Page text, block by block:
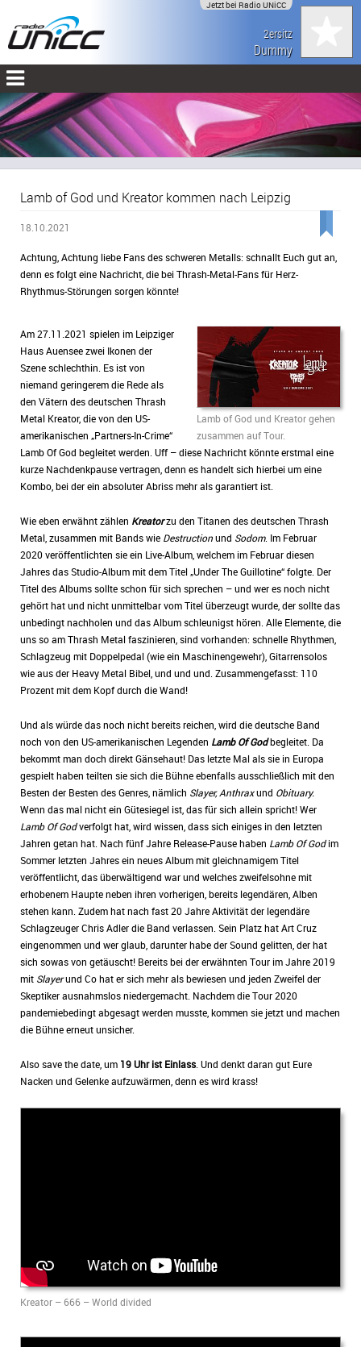
Jetzt bei Radio UNiCC
2ersitz
Dummy
Lamb of God und Kreator kommen nach Leipzig
18.10.2021
Achtung, Achtung liebe Fans des schweren Metalls: schnallt Euch gut an,
denn es folgt eine Nachricht, die bei Thrash-Metal-Fans für Herz-
Rhythmus-Störungen sorgen könnte!
Lamb of God und Kreator gehen
zusammen auf Tour.
Am 27.11.2021 spielen im Leipziger
Haus Auensee zwei Ikonen der
Szene schlechthin. Es ist von
niemand geringerem die Rede als
den Vätern des deutschen Thrash
Metal Kreator, die von den US-
amerikanischen „Partners-In-Crime“
Lamb Of God begleitet werden. Uff – diese Nachricht könnte erstmal eine
kurze Nachdenkpause vertragen, denn es handelt sich hierbei um eine
Kombo, bei der ein absoluter Abriss mehr als garantiert ist.
Wie eben erwähnt zählen Kreatorzu den Titanen des deutschen Thrash
Metal, zusammen mit Bands wie Destructionund Sodom. Im Februar
2020 veröffentlichten sie ein Live-Album, welchem im Februar diesen
Jahres das Studio-Album mit dem Titel „Under The Guillotine“ folgte. Der
Titel des Albums sollte schon für sich sprechen – und wer es noch nicht
gehört hat und nicht unmittelbar vom Titel überzeugt wurde, der sollte das
unbedingt nachholen und das Album schleunigst hören. Alle Elemente, die
uns so am Thrash Metal faszinieren, sind vorhanden: schnelle Rhythmen,
Schlagzeug mit Doppelpedal (wie ein Maschinengewehr), Gitarrensolos
wie aus der Heavy Metal Bibel, und und und. Zusammengefasst: 110
Prozent mit dem Kopf durch die Wand!
Und als würde das noch nicht bereits reichen, wird die deutsche Band
noch von den US-amerikanischen Legenden Lamb Of Godbegleitet. Da
bekommt man doch direkt Gänsehaut! Das letzte Mal als sie in Europa
gespielt haben teilten sie sich die Bühne ebenfalls ausschließlich mit den
Besten der Besten des Genres, nämlich Slayer, Anthraxund Obituary.
Wenn das mal nicht ein Gütesiegel ist, das für sich allein spricht! Wer
Lamb Of Godverfolgt hat, wird wissen, dass sich einiges in den letzten
Jahren getan hat. Nach fünf Jahre Release-Pause haben Lamb Of Godim
Sommer letzten Jahres ein neues Album mit gleichnamigem Titel
veröffentlicht, das überwältigend war und welches zweifelsohne mit
erhobenem Haupte neben ihren vorherigen, bereits legendären, Alben
stehen kann. Zudem hat nach fast 20 Jahre Aktivität der legendäre
Schlagzeuger Chris Adler die Band verlassen. Sein Platz hat Art Cruz
eingenommen und wer glaub, darunter habe der Sound gelitten, der hat
sich sowas von getäuscht! Bereits bei der erwähnten Tour im Jahre 2019
mit Slayerund Co hat er sich mehr als bewiesen und jeden Zweifel der
Skeptiker ausnahmslos niedergemacht. Nachdem die Tour 2020
pandemiebedingt abgesagt werden musste, kommen sie jetzt und machen
die Bühne erneut unsicher.
Also save the date, um 19 Uhr ist Einlass. Und denkt daran gut Eure
Nacken und Gelenke aufzuwärmen, denn es wird krass!
Kreator – 666 – World divided